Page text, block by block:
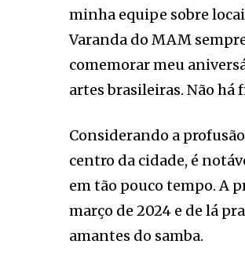
minha equipe sobre
Varanda do MAM
comemorar meu
artes brasileiras. Não há
Considerando a
centro da cidade, é
em tão pouco tempo. A
março de 2024 e de lá
amantes do samba.